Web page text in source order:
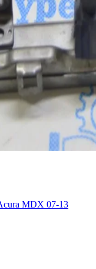
MDX 07-13